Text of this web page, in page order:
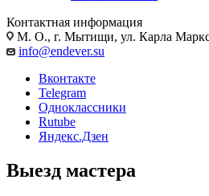
Контактная информация
М. О., г. Мытищи, ул. Карла
info@endever.su
Вконтакте
Telegram
Одноклассники
Rutube
Яндекс.Дзен
Выезд мастера